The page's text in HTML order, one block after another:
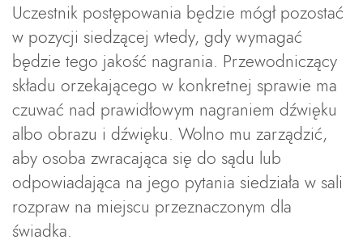
Uczestnik postępowania będzie mógł pozostać
w pozycji siedzącej wtedy, gdy wymagać
będzie tego jakość nagrania. Przewodniczący
składu orzekającego w konkretnej sprawie ma
czuwać nad prawidłowym nagraniem dźwięku
albo obrazu i dźwięku. Wolno mu zarządzić,
aby osoba zwracająca się do sądu lub
odpowiadająca na jego pytania siedziała w sali
rozpraw na miejscu przeznaczonym dla
świadka.